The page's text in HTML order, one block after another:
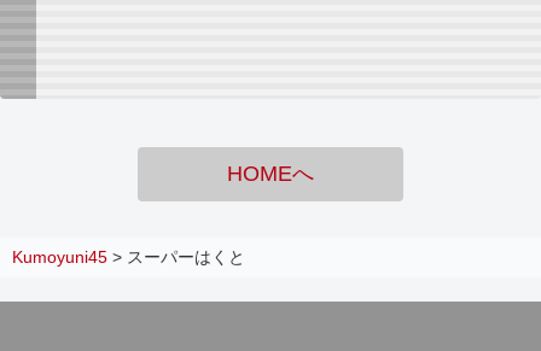
HOMEへ
Kumoyuni45 > スーパーはくと